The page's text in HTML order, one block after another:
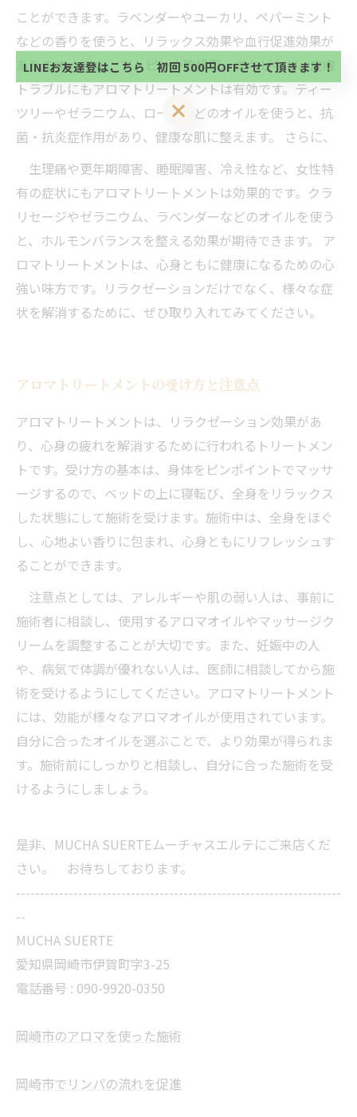
ことができます。ラベンダーやユーカリ、ペパーミント
などの香りを使うと、リラックス効果や血行促進効果が
あります。 また、アトピーや乾燥肌、ニキビなど、皮膚
トラブルにもアロマトリートメントは有効です。ティー
ツリーやゼラニウム、ローズなどのオイルを使うと、抗
菌・抗炎症作用があり、健康な肌に整えます。 さらに、
生理痛や更年期障害、睡眠障害、冷え性など、女性特
有の症状にもアロマトリートメントは効果的です。クラ
リセージやゼラニウム、ラベンダーなどのオイルを使う
と、ホルモンバランスを整える効果が期待できます。 ア
ロマトリートメントは、心身ともに健康になるための心
強い味方です。リラクゼーションだけでなく、様々な症
状を解消するために、ぜひ取り入れてみてください。
アロマトリートメントの受け方と注意点
アロマトリートメントは、リラクゼーション効果があ
り、心身の疲れを解消するために行われるトリートメン
トです。受け方の基本は、身体をピンポイントでマッサ
ージするので、ベッドの上に寝転び、全身をリラックス
した状態にして施術を受けます。施術中は、全身をほぐ
し、心地よい香りに包まれ、心身ともにリフレッシュす
ることができます。
注意点としては、アレルギーや肌の弱い人は、事前に
施術者に相談し、使用するアロマオイルやマッサージク
リームを調整することが大切です。また、妊娠中の人
や、病気で体調が優れない人は、医師に相談してから施
術を受けるようにしてください。アロマトリートメント
には、効能が様々なアロマオイルが使用されています。
自分に合ったオイルを選ぶことで、より効果が得られま
す。施術前にしっかりと相談し、自分に合った施術を受
けるようにしましょう。
是非、MUCHA SUERTEムーチャスエルテにご来店くだ
さい。 お待ちしております。
--------------------------------------------------------------------
--
MUCHA SUERTE
愛知県岡崎市伊賀町字3-25
電話番号 : 090-9920-0350
岡崎市のアロマを使った施術
岡崎市でリンパの流れを促進
初回 500円OFFさせて頂きます。 既に 追加済の
方、不必要な方 お手数ですが、✖印でお閉じ下さ
い。
LINEお友達登はこちら 初回 500円OFFさせて頂きます！
方、不必要な方 お手数ですが、✖印でお閉じ下さ
い。
LINEお友達登はこちら 初回 500円OFFさせて頂きます！